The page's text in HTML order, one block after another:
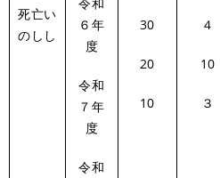
死亡い
のしし
６年
度
令和
７年
度
令和
30
20
10
４
10
３